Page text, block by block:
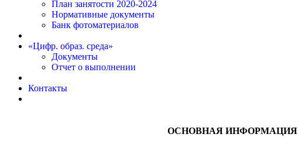
План занятости 2020-2024
Нормативные документы
Банк фотоматериалов
«Цифр. образ. среда»
Документы
Отчет о выполнении
Контакты
ОСНОВНАЯ ИНФОРМАЦИЯ